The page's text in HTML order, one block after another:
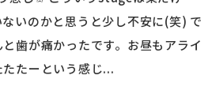
いのかと思うと少し不安に(笑) で
歯が痛かったです。お昼もアライ
たーという感じ...